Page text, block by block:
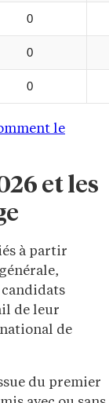
0
0
0
le
et les
à partir
de leur
de
du premier